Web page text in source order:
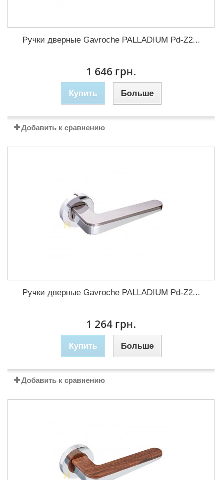
Ручки дверные Gavroche PALLADIUM Pd-Z2...
1 646 грн.
Купить Больше
Добавить к сравнению
Ручки дверные Gavroche PALLADIUM Pd-Z2...
1 264 грн.
Купить Больше
Добавить к сравнению